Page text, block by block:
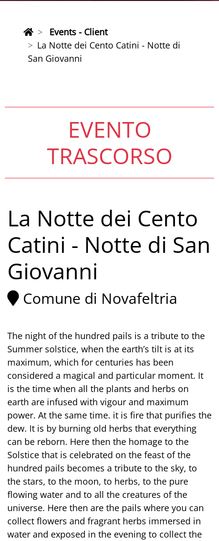
Events - Client
La Notte dei Cento Catini - Notte di
San Giovanni
EVENTO
TRASCORSO
La Notte dei Cento
Catini - Notte di San
Giovanni
Comune di Novafeltria
The night of the hundred pails is a tribute to the
Summer solstice, when the earth’s tilt is at its
maximum, which for centuries has been
considered a magical and particular moment. It
is the time when all the plants and herbs on
earth are infused with vigour and maximum
power. At the same time. it is fire that purifies the
dew. It is by burning old herbs that everything
can be reborn. Here then the homage to the
Solstice that is celebrated on the feast of the
hundred pails becomes a tribute to the sky, to
the stars, to the moon, to herbs, to the pure
flowing water and to all the creatures of the
universe. Here then are the pails where you can
collect flowers and fragrant herbs immersed in
water and exposed in the evening to collect the